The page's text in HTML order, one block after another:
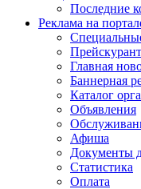
Последние
Реклама на
Главная
Баннерная
Каталог
Объявления
Афиша
Документы
Статистика
Оплата